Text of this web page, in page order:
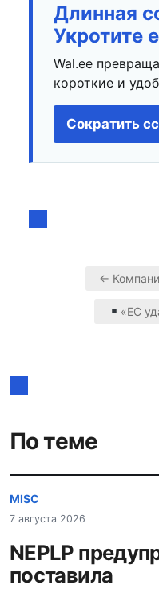
Длинная
Укротите
Wal.ee
короткие и
Сократить
Навигация
←
«ЕС
По теме
MISC
7 августа 2026
NEPLP
поставила